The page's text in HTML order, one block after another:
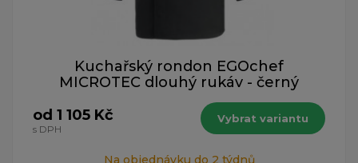
Kuchařský rondon EGOchef
MICROTEC dlouhý rukáv - černý
od 1 105 Kč
s DPH
Vybrat variantu
Na objednávku do 2 týdnů